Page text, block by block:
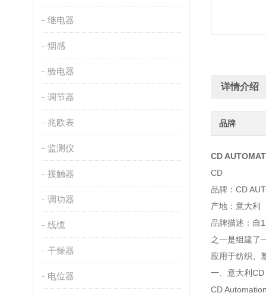
继电器
烟感
验电器
调节器
兆欧表
监测仪
接触器
调功器
线缆
干燥器
电位器
详情介绍
品牌
CD
CD
品牌：CD
产地：意大利
品牌描述：自
之一是组建了
应用于纺织、
一、意大利
CD